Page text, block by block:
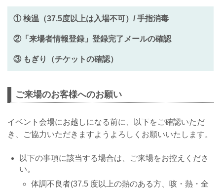
① 検温（37.5度以上は入場不可）/ 手指消毒
②「来場者情報登録」登録完了メールの確認
③ もぎり（チケットの確認）
ご来場のお客様へのお願い
イベント会場にお越しになる前に、以下をご確認いただ
き、ご協力いただきますようよろしくお願いいたします。
以下の事項に該当する場合は、ご来場をお控えくださ
い。
体調不良者(37.5 度以上の熱のある方、咳・熱・全